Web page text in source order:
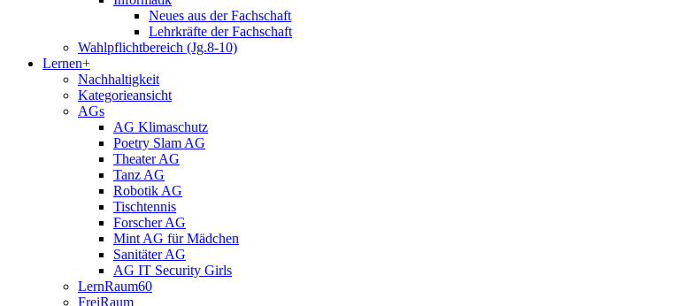
Neues aus der Fachschaft
Lehrkräfte der Fachschaft
Wahlpflichtbereich (Jg.8-10)
Lernen+
Nachhaltigkeit
Kategorieansicht
AGs
AG Klimaschutz
Poetry Slam AG
Theater AG
Tanz AG
Robotik AG
Tischtennis
Forscher AG
Mint AG für Mädchen
Sanitäter AG
AG IT Security Girls
LernRaum60
FreiRaum